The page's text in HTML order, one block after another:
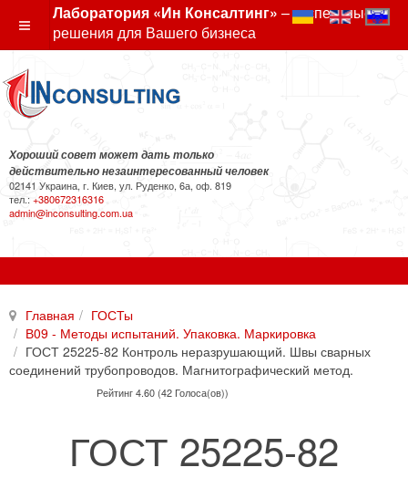
Лаборатория «Ин Консалтинг» – экспертные
решения для Вашего бизнеса
Хороший совет может дать только
действительно незаинтересованный человек
02141 Украина, г. Киев, ул. Руденко, 6а, оф. 819
тел.: +380672316316
admin@inconsulting.com.ua
Главная
ГОСТы
В09 - Методы испытаний. Упаковка. Маркировка
ГОСТ 25225-82 Контроль неразрушающий. Швы сварных
соединений трубопроводов. Магнитографический метод.
Рейтинг 4.60 (42 Голоса(ов))
ГОСТ 25225-82